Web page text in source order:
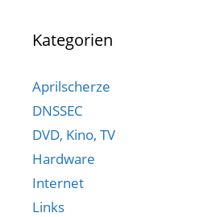
Kategorien
Aprilscherze
DNSSEC
DVD, Kino, TV
Hardware
Internet
Links